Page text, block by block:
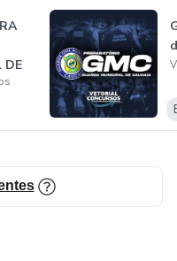
Não há nada pior
e não conseguir
DE